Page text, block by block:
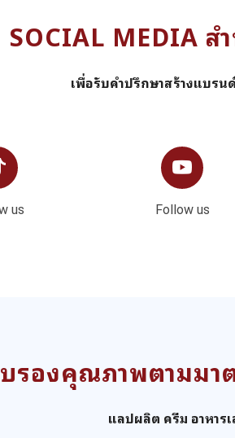
MEDIA ส
เพื่อรับคำปรึกษาสร้างแบร
us Follow us
รองคุณภาพตามมา
แลปผลิต ครีม อาหาร